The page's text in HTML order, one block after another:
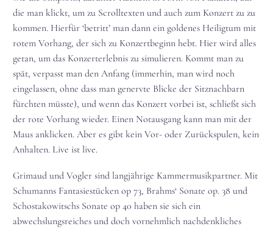
die man klickt, um zu Scrolltexten und auch zum Konzert zu zu
kommen. Hierfür ‘betritt’ man dann ein goldenes Heiligtum mit
rotem Vorhang, der sich zu Konzertbeginn hebt. Hier wird alles
getan, um das Konzerterlebnis zu simulieren. Kommt man zu
spät, verpasst man den Anfang (immerhin, man wird noch
eingelassen, ohne dass man genervte Blicke der Sitznachbarn
fürchten müsste), und wenn das Konzert vorbei ist, schließt sich
der rote Vorhang wieder. Einen Notausgang kann man mit der
Maus anklicken. Aber es gibt kein Vor- oder Zurückspulen, kein
Anhalten. Live ist live.
Grimaud und Vogler sind langjährige Kammermusikpartner. Mit
Schumanns Fantasiestücken op 73, Brahms‘ Sonate op. 38 und
Schostakowitschs Sonate op 40 haben sie sich ein
abwechslungsreiches und doch vornehmlich nachdenkliches